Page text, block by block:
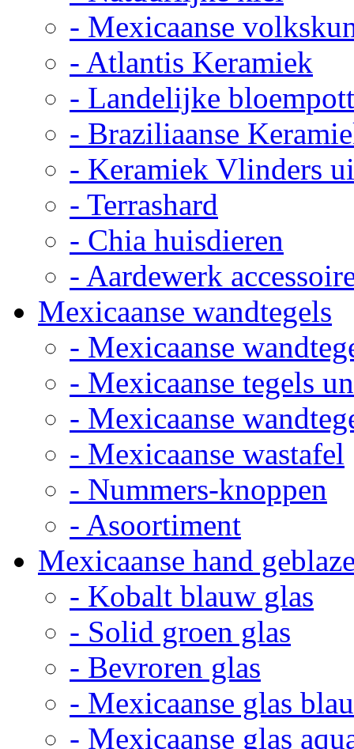
- Mexicaanse
- Atlantis Keramiek
- Landelijke
- Braziliaanse
- Keramiek Vlinders
- Terrashard
- Chia huisdieren
- Aardewerk
Mexicaanse wandtegels
- Mexicaanse
- Mexicaanse tegels
- Mexicaanse
- Mexicaanse wastafel
- Nummers-knoppen
- Asoortiment
Mexicaanse hand
- Kobalt blauw glas
- Solid groen glas
- Bevroren glas
- Mexicaanse glas
- Mexicaanse glas